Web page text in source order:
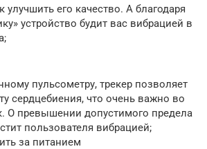
улучшить его качество. А благодаря
устройство будит вас вибрацией в
пульсометру, трекер позволяет
сердцебиения, что очень важно во
О превышении допустимого предела
пользователя вибрацией;
за питанием